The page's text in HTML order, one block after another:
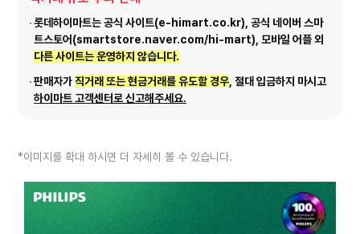
롯데하이마트는 공식 사이트(e-himart.co.kr), 공식 네이버 스마
트스토어(smartstore.naver.com/hi-mart), 모바일 어플 외
다른 사이트는 운영하지 않습니다.
판매자가직거래 또는 현금거래를 유도할 경우 , 절대 입금하지 마시고
하이마트 고객센터로 신고해주세요.
*이미지를 확대 하시면 더 자세히 볼 수 있습니다.